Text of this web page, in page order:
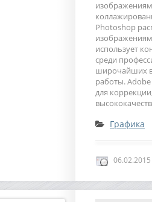
Photoshop
использует
среди
широчайших
работы.
для
Графика
06.02.2015